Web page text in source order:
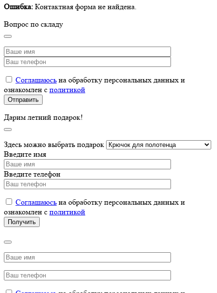
Ошибка: Контактная форма не найдена.
Вопрос по складу
Соглашаюсь на обработку персональных данных и
ознакомлен с политикой
Дарим летний подарок!
Здесь можно выбрать подарок
Введите имя
Введите телефон
Соглашаюсь на обработку персональных данных и
ознакомлен с политикой